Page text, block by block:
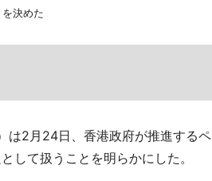
決めた
2月24日、香港政府が推進するペ
して扱うことを明らかにした。